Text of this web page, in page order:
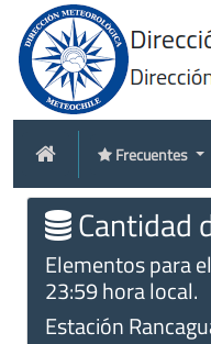
Frecuentes
Cantidad
Elementos para
23:59 hora local.
Estación